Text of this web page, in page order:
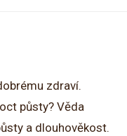
zdraví.
půsty? Věda
a dlouhověkost.